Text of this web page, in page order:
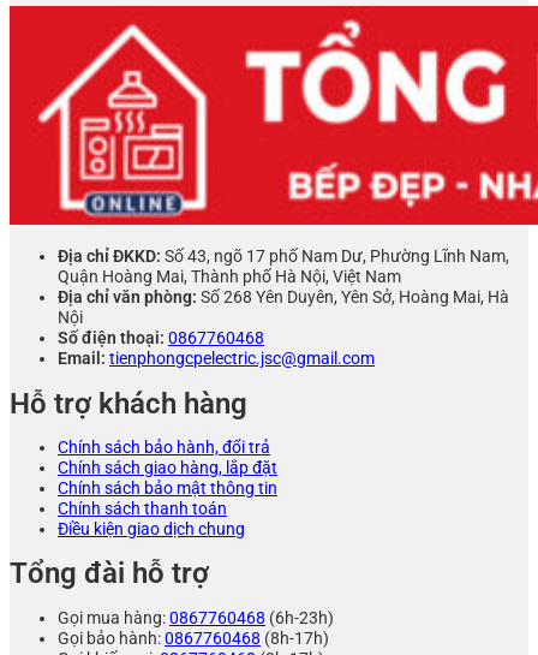
Địa chỉ ĐKKD: Số 43, ngõ 17 phố Nam Dư, Phường Lĩnh Nam,
Quận Hoàng Mai, Thành phố Hà Nội, Việt Nam
Địa chỉ văn phòng: Số 268 Yên Duyên, Yên Sở, Hoàng Mai, Hà
Nội
Số điện thoại: 0867760468
Email: tienphongcpelectric.jsc@gmail.com
Hỗ trợ khách hàng
Chính sách bảo hành, đổi trả
Chính sách giao hàng, lắp đặt
Chính sách bảo mật thông tin
Chính sách thanh toán
Điều kiện giao dịch chung
Tổng đài hỗ trợ
Gọi mua hàng:0867760468 (6h-23h)
Gọi bảo hành:0867760468 (8h-17h)